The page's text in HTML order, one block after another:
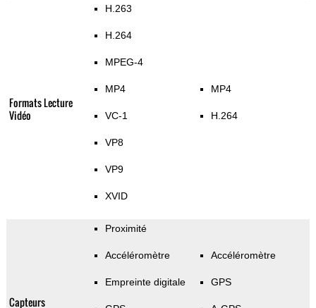
Formats Lecture
Vidéo
H.263
H.264
MPEG-4
MP4
VC-1
VP8
VP9
XVID
MP4
H.264
Capteurs
Proximité
Accéléromètre
Empreinte digitale
Accéléromètre
GPS